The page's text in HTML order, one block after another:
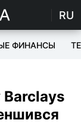
RU
ФИНАНСЫ
Barclays